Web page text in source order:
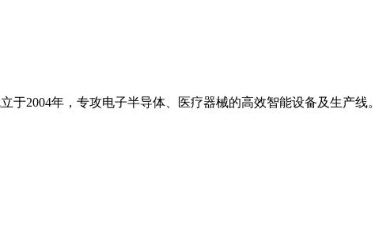
2004年，专攻电子半导体、医疗器械的高效智能设备及生产线。